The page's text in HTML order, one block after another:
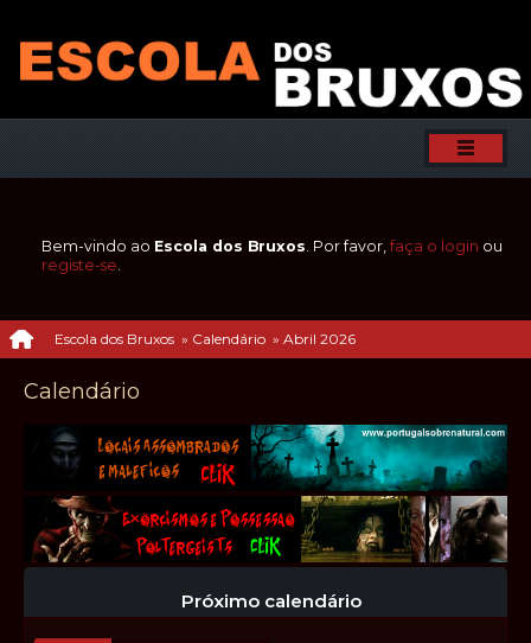
Bem-vindo ao Escola dos Bruxos. Por favor, faça o login ou
registe-se.
Escola dos Bruxos » Calendário » Abril 2026
Calendário
Próximo calendário